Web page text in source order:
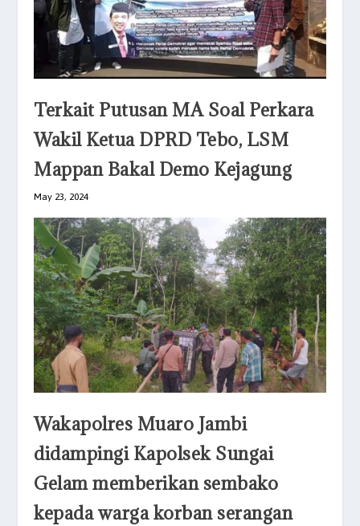
Terkait Putusan MA Soal Perkara
Wakil Ketua DPRD Tebo, LSM
Mappan Bakal Demo Kejagung
May 23, 2024
Wakapolres Muaro Jambi
didampingi Kapolsek Sungai
Gelam memberikan sembako
kepada warga korban serangan